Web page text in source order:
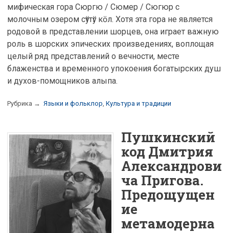
мифическая гора Сюргю / Сюмер / Сюгюр с
молочным озером сӱттӱг кӧл. Хотя эта гора не является
родовой в представлении шорцев, она играет важную
роль в шорских эпических произведениях, воплощая
целый ряд представлений о вечности, месте
блаженства и временного упокоения богатырских душ
и духов-помощников алыпа.
Рубрика → Языки и фольклор Культура и традиции
Пушкинский
код Дмитрия
Александрови
ча Пригова.
Предощущен
ие
метамодерна